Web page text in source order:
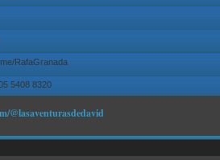
RafaGranada
5408 8320
@lasaventurasdedavid